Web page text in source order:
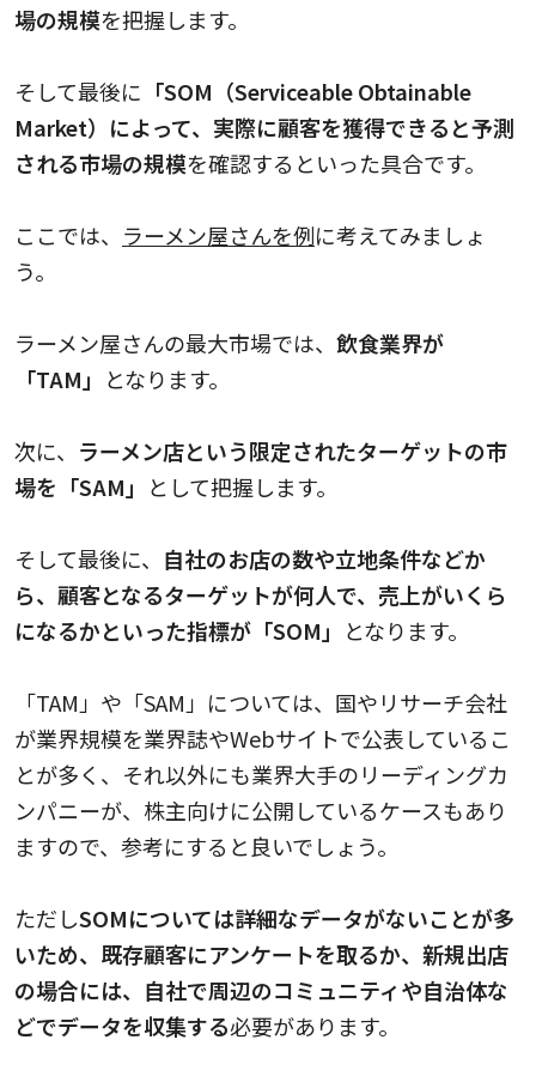
場の規模を把握します。
そして最後に 「SOM（Serviceable Obtainable
Market）によって、実際に顧客を獲得できると予測
される市場の規模を確認するといった具合です。
ここでは、 ラーメン屋さんを例に考えてみましょ
う。
ラーメン屋さんの最大市場では、 飲食業界が
「TAM」 となります。
次に、 ラーメン店という限定されたターゲットの市
場を「SAM」 として把握します。
そして最後に、 自社のお店の数や立地条件などか
ら、顧客となるターゲットが何人で、売上がいくら
になるかといった指標が「SOM」 となります。
「TAM」や「SAM」については、国やリサーチ会社
が業界規模を業界誌やWebサイトで公表しているこ
とが多く、それ以外にも業界大手のリーディングカ
ンパニーが、株主向けに公開しているケースもあり
ますので、参考にすると良いでしょう。
ただしSOMについては詳細なデータがないことが多
いため、既存顧客にアンケートを取るか、新規出店
の場合には、自社で周辺のコミュニティや自治体な
どでデータを収集する必要があります。